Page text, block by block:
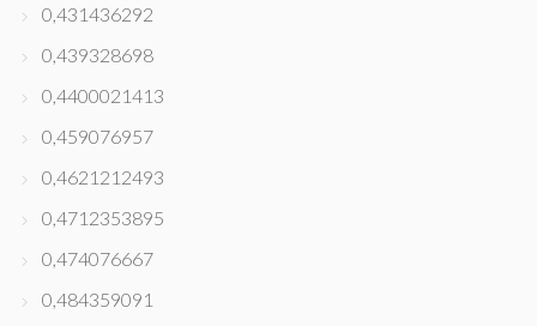
0,431436292
0,439328698
0,4400021413
0,459076957
0,4621212493
0,4712353895
0,474076667
0,484359091